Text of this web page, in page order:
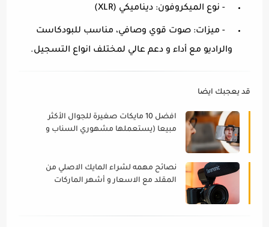
- نوع الميكروفون: ديناميكي (XLR)
- ميزات: صوت قوي وصافي، مناسب للبودكاست
والراديو مع أداء و دعم عالي لمختلف انواع التسجيل.
قد يعجبك ايضا
افضل 10 مايكات صغيرة للجوال الأكثر
مبيعا (يستعملها مشهوري السناب و
نصائح مهمه لشراء المايك الاصلي من
المقلد مع الاسعار و أشهر الماركات